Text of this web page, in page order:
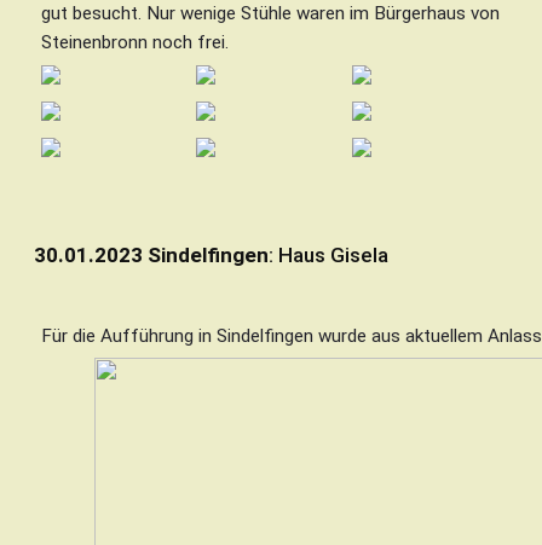
gut besucht. Nur wenige Stühle waren im Bürgerhaus von
Steinenbronn noch frei.
30.01.2023 Sindelfingen: Haus Gisela
Für die Aufführung in Sindelfingen wurde aus aktuellem